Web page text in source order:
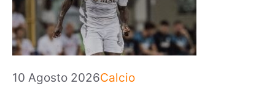
10 Agosto 2026Categorie
Calcio